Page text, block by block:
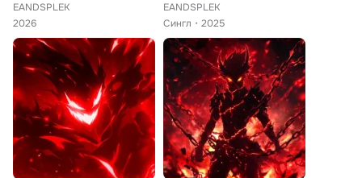
EANDSPLEK
2026
EANDSPLEK
Сингл
2025